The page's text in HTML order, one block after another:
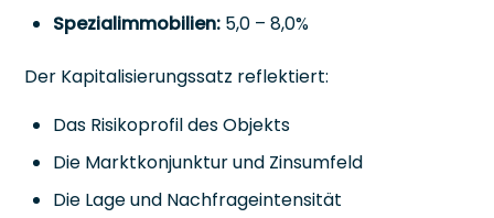
Spezialimmobilien: 5,0 – 8,0%
Der Kapitalisierungssatz reflektiert:
Das Risikoprofil des Objekts
Die Marktkonjunktur und Zinsumfeld
Die Lage und Nachfrageintensität